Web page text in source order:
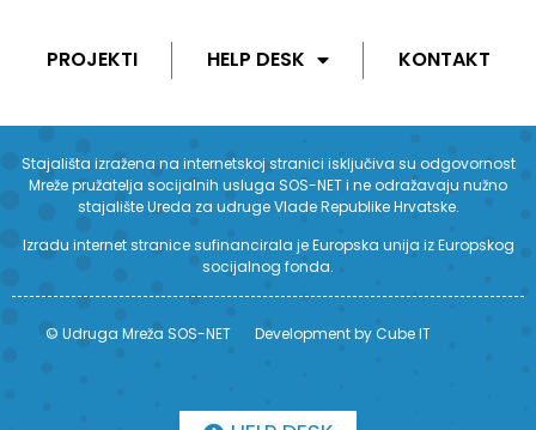
PROJEKTI HELP DESK KONTAKT
Stajališta izražena na internetskoj stranici isključiva su odgovornost
Mreže pružatelja socijalnih usluga SOS-NET i ne odražavaju nužno
stajalište Ureda za udruge Vlade Republike Hrvatske.
Izradu internet stranice sufinancirala je Europska unija iz Europskog
socijalnog fonda.
© Udruga Mreža SOS-NET Development by Cube IT